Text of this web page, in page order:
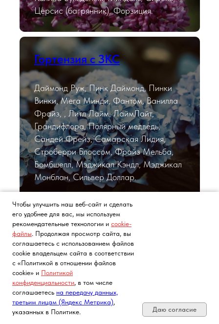
Церсис (багрянник), Форзиция.
Гортензия с ЗКС
Даймонд Руж, Пинк Даймонд, Пинки
Винки, Мега Минди, Фантом, Ванилла
Фрайз, , Литл Лайм, ЛаймЛайт,
Грандифлора, Полярный медведь,
Сандей Фрейз, Самарская Лидия,
Строберри Блоссом, Фрайз Мельба,
Бомбшелл, Мэджикал Кэндл, Мэджикал
Монблан, Сильвер Доллар.
Хвойные растения с ЗКС
Ель, сосна, самшит, туя, можжевельник.
Хоста
Чтобы улучшить наш веб-сайт и сделать
его удобнее для вас, мы используем
рекомендательные технологии и cookie-
файлы. Продолжая просмотр сайта, вы
соглашаетесь с использованием файлов
cookie владельцем сайта в соответствии
с «Политикой в отношении файлов
cookie» и Политикой
конфиденциальности, в том числе
соглашаетесь на передачу данных,
третьим лицам (Яндекс Метрика),
указанных в Политике.
Даю согласие